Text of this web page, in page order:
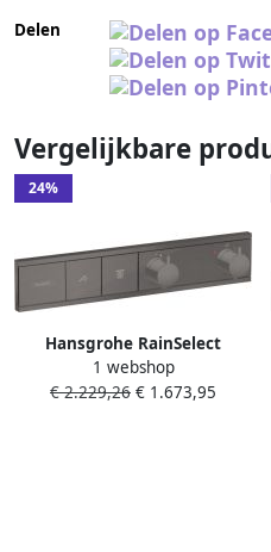
Delen
Vergelijkbare
24%
Hansgrohe RainSelect
afbouwdeel voor inbouw
thermostatisch douchekraan
1 webshop
€ 2.229,26 € 1.673,95